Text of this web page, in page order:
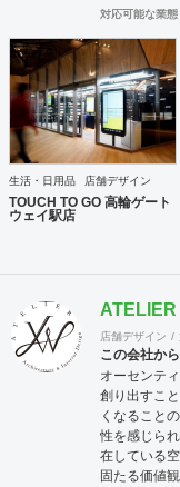
性を秘めた
空間デザイ
て、人と場
トデザイン
たデザイン
ます。 グラ
ク、広告、
ザイン：
イネージな
生活の多様
社会の様々
JR東日本ス
GO、無人決
ファミリー
ザイン店舗
など大手企
対応可能な業態
生活・日用品 店舗デザイン
TOUCH TO GO 高輪ゲート
ウェイ駅店
ATELIER
店舗デザイン
この会社か
オーセンテ
創り出すこ
くなること
性を感じら
在している
固たる価値